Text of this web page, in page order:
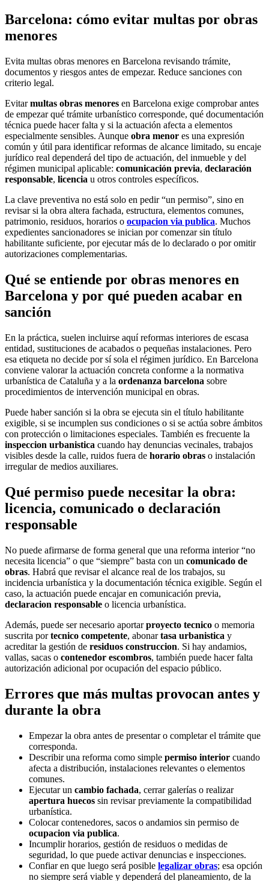
Barcelona: cómo evitar multas por obras
menores
Evita multas obras menores en Barcelona revisando trámite,
documentos y riesgos antes de empezar. Reduce sanciones con
criterio legal.
Evitarmultas obras menores en Barcelona exige comprobar antes
de empezar qué trámite urbanístico corresponde, qué documentación
técnica puede hacer falta y si la actuación afecta a elementos
especialmente sensibles. Aunque obra menor es una expresión
común y útil para identificar reformas de alcance limitado, su encaje
jurídico real dependerá del tipo de actuación, del inmueble y del
régimen municipal aplicable: comunicación previa, declaración
responsable, licencia u otros controles específicos.
La clave preventiva no está solo en pedir “un permiso”, sino en
revisar si la obra altera fachada, estructura, elementos comunes,
patrimonio, residuos, horarios o ocupacion via publica. Muchos
expedientes sancionadores se inician por comenzar sin título
habilitante suficiente, por ejecutar más de lo declarado o por omitir
autorizaciones complementarias.
Qué se entiende por obras menores en
Barcelona y por qué pueden acabar en
sanción
En la práctica, suelen incluirse aquí reformas interiores de escasa
entidad, sustituciones de acabados o pequeñas instalaciones. Pero
esa etiqueta no decide por sí sola el régimen jurídico. En Barcelona
conviene valorar la actuación concreta conforme a la normativa
urbanística de Cataluña y a la ordenanza barcelona sobre
procedimientos de intervención municipal en obras.
Puede haber sanción si la obra se ejecuta sin el título habilitante
exigible, si se incumplen sus condiciones o si se actúa sobre ámbitos
con protección o limitaciones especiales. También es frecuente la
inspeccion urbanistica cuando hay denuncias vecinales, trabajos
visibles desde la calle, ruidos fuera de horario obras o instalación
irregular de medios auxiliares.
Qué permiso puede necesitar la obra:
licencia, comunicado o declaración
responsable
No puede afirmarse de forma general que una reforma interior “no
necesita licencia” o que “siempre” basta con un comunicado de
obras. Habrá que revisar el alcance real de los trabajos, su
incidencia urbanística y la documentación técnica exigible. Según el
caso, la actuación puede encajar en comunicación previa,
declaracion responsable o licencia urbanística.
Además, puede ser necesario aportarproyecto tecnico o memoria
suscrita portecnico competente, abonartasa urbanistica y
acreditar la gestión de residuos construccion. Si hay andamios,
vallas, sacas o contenedor escombros, también puede hacer falta
autorización adicional por ocupación del espacio público.
Errores que más multas provocan antes y
durante la obra
Empezar la obra antes de presentar o completar el trámite que
corresponda.
Describir una reforma como simple permiso interior cuando
afecta a distribución, instalaciones relevantes o elementos
comunes.
Ejecutar un cambio fachada, cerrar galerías o realizar
apertura huecos sin revisar previamente la compatibilidad
urbanística.
Colocar contenedores, sacos o andamios sin permiso de
ocupacion via publica.
Incumplir horarios, gestión de residuos o medidas de
seguridad, lo que puede activar denuncias e inspecciones.
Confiar en que luego será posible legalizar obras; esa opción
no siempre será viable y dependerá del planeamiento, de la